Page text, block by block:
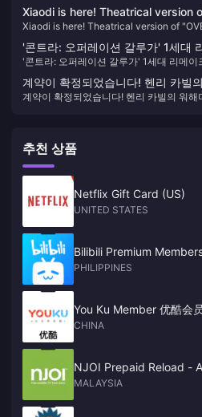
Xiaodi is here! Theatrical version
Kingdom chapter announced, to
Xiaodi is here! Theatrical version of
'콘트라: 오퍼레이션 갈루가' 1세대
'콘트라: 오퍼레이션 갈루가' 1세대 리메이
계약이 확정되었습니다! 헨리 카빌
유니버스가 앞으로 나아가고 있습
계약이 확정되었습니다! 헨리 카빌의 워
추천 상품
Netflix Gift Card (US)
UNITED STATES
Bilibili Premium
PHILIPPINES
You Ku Member 优酷会
CHINA
NJOI Prepaid Reload -
MALAYSIA